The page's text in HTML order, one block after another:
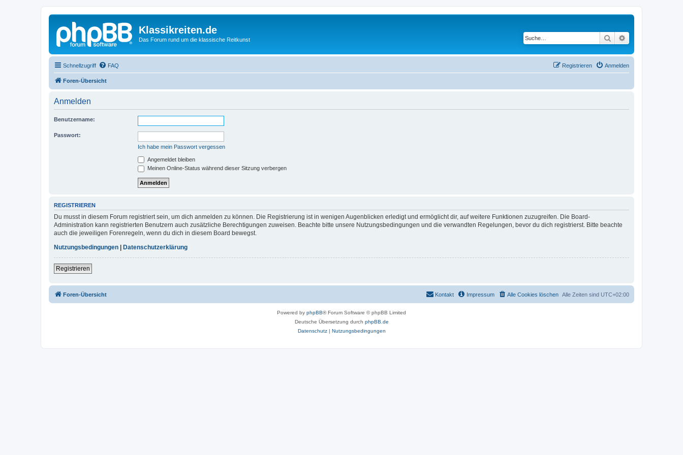
Klassikreiten.de
Das Forum rund um die klassische Reitkunst Suche
Schnellzugriff FAQ Anmelden
Registrieren
Foren-Übersicht
Anmelden
Benutzername:
Passwort:
Ich habe mein Passwort vergessen
Angemeldet bleiben
Meinen Online-Status während dieser Sitzung verbergen
REGISTRIEREN
Du musst in diesem Forum registriert sein, um dich anmelden zu können. Die Registrierung ist in wenigen Augenblicken erledigt und ermöglicht dir, auf weitere Funktionen zuzugreifen. Die Board-
Administration kann registrierten Benutzern auch zusätzliche Berechtigungen zuweisen. Beachte bitte unsere Nutzungsbedingungen und die verwandten Regelungen, bevor du dich registrierst. Bitte beachte
auch die jeweiligen Forenregeln, wenn du dich in diesem Board bewegst.
Nutzungsbedingungen
Datenschutzerklärung
Registrieren
Foren-Übersicht Alle Zeiten sind UTC+02:00
Alle Cookies löschen
Impressum
Kontakt
Powered by phpBB® Forum Software © phpBB Limited
Deutsche Übersetzung durch phpBB.de
Datenschutz| Nutzungsbedingungen